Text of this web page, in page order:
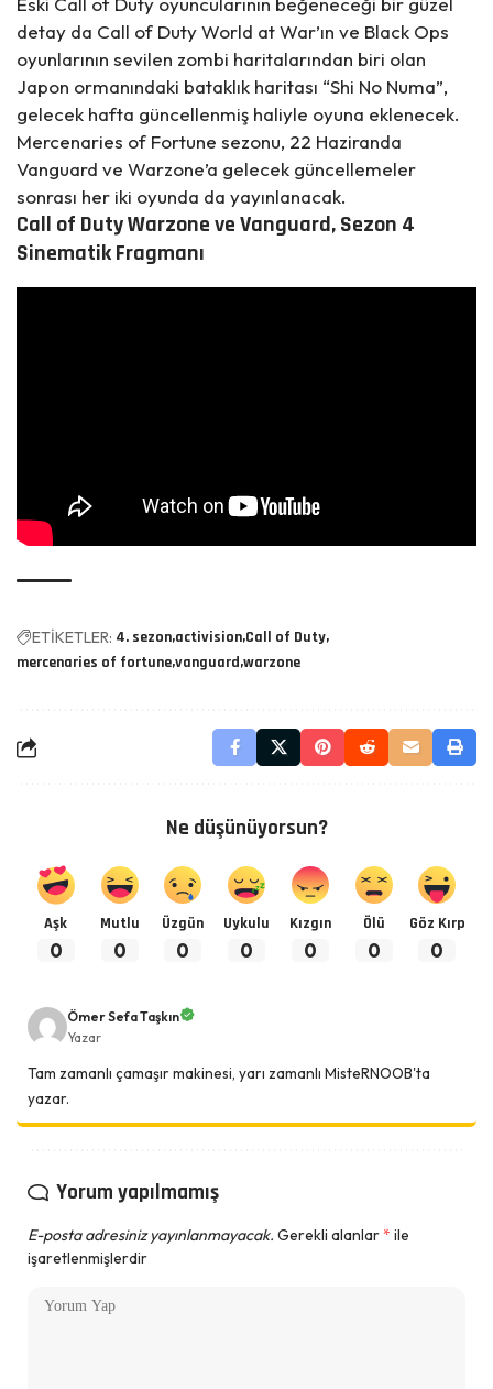
detay da Call of Duty World at War’ın ve Black Ops
oyunlarının sevilen zombi haritalarından biri olan
Japon ormanındaki bataklık haritası “Shi No Numa”,
gelecek hafta güncellenmiş haliyle oyuna eklenecek.
Mercenaries of Fortune sezonu, 22 Haziranda
Vanguard ve Warzone’a gelecek güncellemeler
sonrası her iki oyunda da yayınlanacak.
Call of Duty Warzone ve Vanguard, Sezon 4
Sinematik Fragmanı
ETİKETLER: 4. sezon activision Call of Duty
mercenaries of fortunevanguard warzone
Ne düşünüyorsun?
Aşk
0
Mutlu
0
Üzgün
0
Uykulu
0
Kızgın
0
Ölü
0
Göz Kırp
0
Ömer Sefa Taşkın
Yazar
Tam zamanlı çamaşır makinesi, yarı zamanlı MisteRNOOB'ta
yazar.
Yorum yapılmamış
E-posta adresiniz yayınlanmayacak. Gerekli alanlar* ile
işaretlenmişlerdir